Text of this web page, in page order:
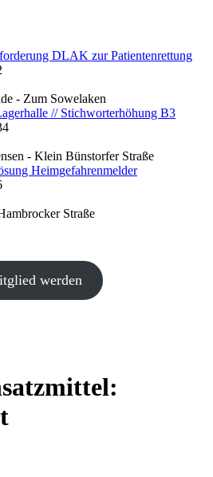
DLAK zur Patientenrettung
- Zum Sowelaken
// Stichworterhöhung B3
- Klein Bünstorfer Straße
Heimgefahrenmelder
Straße
werden